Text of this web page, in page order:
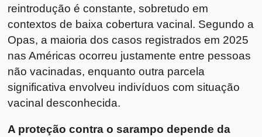
reintrodução é constante, sobretudo em
contextos de baixa cobertura vacinal. Segundo a
Opas, a maioria dos casos registrados em 2025
nas Américas ocorreu justamente entre pessoas
não vacinadas, enquanto outra parcela
significativa envolveu indivíduos com situação
vacinal desconhecida.
A proteção contra o sarampo depende da